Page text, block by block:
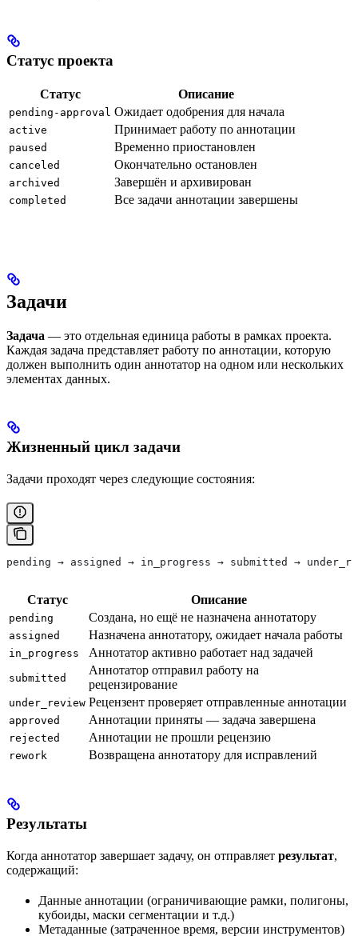
Статус проекта
Статус Описание
pending-approval Ожидает одобрения для начала
active Принимает работу по аннотации
paused Временно приостановлен
canceled Окончательно остановлен
archived Завершён и архивирован
completed Все задачи аннотации завершены
Задачи
Задача — это отдельная единица работы в рамках проекта.
Каждая задача представляет работу по аннотации, которую
должен выполнить один аннотатор на одном или нескольких
элементах данных.
Жизненный цикл задачи
Задачи проходят через следующие состояния:
pending → assigned → in_progress → submitted →
Статус Описание
pending Создана, но ещё не назначена аннотатору
assigned Назначена аннотатору, ожидает начала работы
in_progress Аннотатор активно работает над задачей
submitted
Аннотатор отправил работу на
рецензирование
under_review Рецензент проверяет отправленные аннотации
approved Аннотации приняты — задача завершена
rejected Аннотации не прошли рецензию
rework Возвращена аннотатору для исправлений
Результаты
Когда аннотатор завершает задачу, он отправляет результат,
содержащий:
Данные аннотации (ограничивающие рамки, полигоны,
кубоиды, маски сегментации и т.д.)
Метаданные (затраченное время, версии инструментов)